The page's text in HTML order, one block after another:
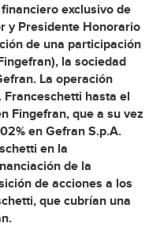
exclusivo de
y Presidente Honorario
de una participación
la sociedad
La operación
hasta el
Fingefran, que a su vez
en Gefran S.p.A.
en la
de la
de acciones a los
que cubrían una